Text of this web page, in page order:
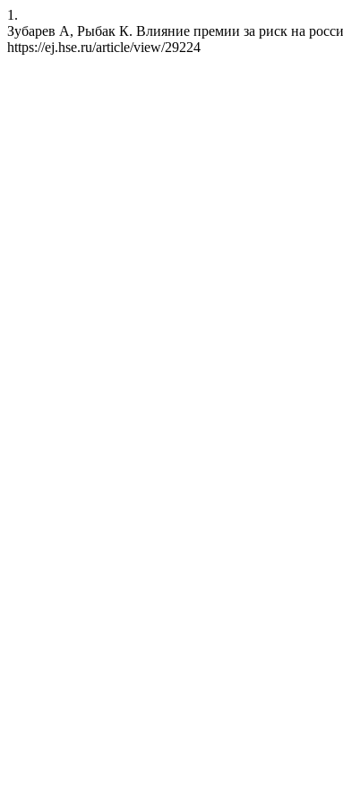
1.
Зубарев А, Рыбак К. Влияние премии за риск на
https://ej.hse.ru/article/view/29224